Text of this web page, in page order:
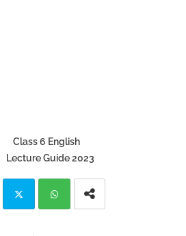
Class 6 English
Lecture Guide 2023